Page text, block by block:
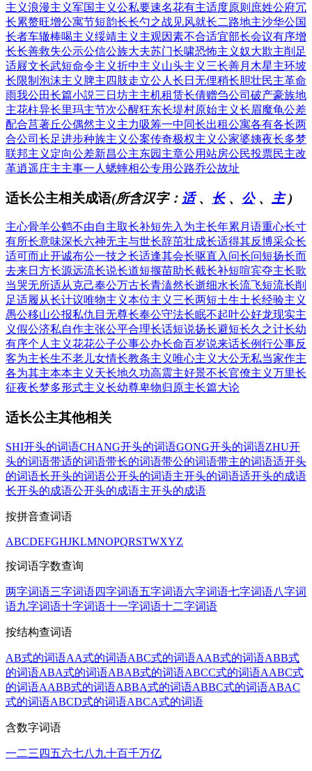
主义浪漫主义军国主义公私要速名花有主适度原则 庶姓公府冗
长累赘旺增公寓节短韵长长勺之战见风就长二路地主沙华公国
长者车辙棒喝主义绥靖主义 主观因素不合适宜部长会议有序增
长长善救失公示公信公族大夫苏门长啸恐怖主义奴大欺主削足
适屐文长武短命令主义折中主义 山头主义 三长善月 木星主环坡
长限制 泡沫主义 脾主四肢走立公人 长日无俚稍长胆壮民主革命
雨我公田长篇小説三日坊主主机租赁长倩赠刍公司破产豪族地
主花柱异长里玛主节次公醒狂东长堤村原始主义长眉魔龟公差
配合莒著丘公偶然主义 主力吸筹一中同长出租公寓各有各长两
合公司 长足进步种族主义公案传奇极权主义公家婆姨夜长多梦
联邦主义 定向公差新昌公主东园主章公用站房公民投票民主改
革逍遥庄主主事一人 蟋蟀相公专用公路乔公故址
适长公主相关成语(所含汉字： 适、 长、 公、 主)
主心骨羊公鹤不由自主取长补短先入为主长年累月 语重心长寸
有所长意味深长六神无主与世长辞茁壮成长适得其反博采众长
适可而止开诚布公一技之长适逢其会长驱直入 问长问短扬长而
去来日方长源远流长说长道短揠苗助长截长补短喧宾夺主长歌
当哭无所适从克己奉公万古长青溘然长逝细水长流飞短流长削
足适履从长计议唯物主义本位主义 三长两短土生土长经验主义
愚公移山公报私仇目无尊长奉公守法长眠不起叶公好龙现实主
义假公济私自作主张公平合理长话短说扬长避短长久之计长幼
有序个人主义花花公子公事公办长命百岁说来话长例行公事反
客为主长生不老 儿女情长教条主义 唯心主义 大公无私当家作主
各为其主本本主义 天长地久 功高震主好景不长官僚主义万里长
征夜长梦多形式主义长幼尊卑物归原主长篇大论
适长公主其他相关
SHI开头的词语CHANG开头的词语GONG开头的词语ZHU开
头的词语带适的词语带长的词语带公的词语带主的词语适开头
的词语长开头的词语公开头的词语主开头的词语适开头的成语
长开头的成语公开头的成语主开头的成语
按拼音查词语
ABCDEFGHJKLMNOPQRSTWXYZ
按词语字数查询
两字词语三字词语四字词语五字词语六字词语七字词语八字词
语九字词语十字词语十一字词语十二字词语
按结构查词语
AB式的词语AA式的词语ABC式的词语AAB式的词语ABB式
的词语ABA式的词语ABAB式的词语ABCC式的词语AABC式
的词语AABB式的词语ABBA式的词语ABBC式的词语ABAC
式的词语ABCD式的词语ABCA式的词语
含数字词语
一二三 四五六七八 九十百千万亿